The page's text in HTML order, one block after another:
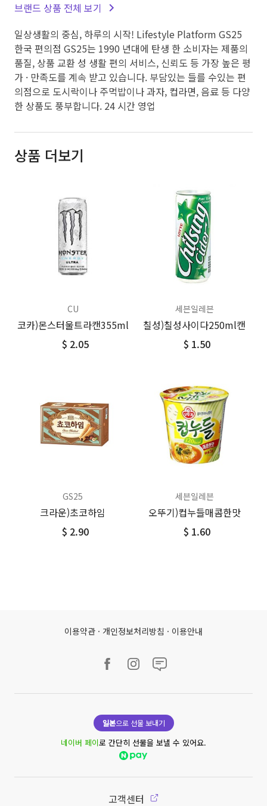
브랜드 상품 전체 보기
일상생활의 중심, 하루의 시작! Lifestyle Platform GS25
한국 편의점 GS25는 1990 년대에 탄생 한 소비자는 제품의
품질, 상품 교환 성 생활 편의 서비스, 신뢰도 등 가장 높은 평
가 · 만족도를 계속 받고 있습니다. 부담있는 들를 수있는 편
의점으로 도시락이나 주먹밥이나 과자, 컵라면, 음료 등 다양
한 상품도 풍부합니다. 24 시간 영업
상품 더보기
CU
코카)몬스터울트라캔355ml
$ 2.05
세븐일레븐
칠성)칠성사이다250ml캔
$ 1.50
GS25
크라운)초코하임
$ 2.90
세븐일레븐
오뚜기)컵누들매콤한맛
$ 1.60
이용약관 · 개인정보처리방침 · 이용안내
일본으로 선물 보내기
네이버 페이로 간단히 선물을 보낼 수 있어요.
고객센터